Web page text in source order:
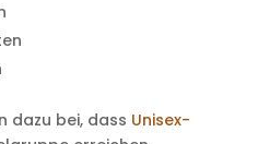
dazu bei, dass Unisex-